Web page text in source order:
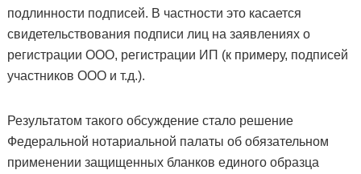
подлинности подписей. В частности это касается
свидетельствования подписи лиц на заявлениях о
регистрации ООО, регистрации ИП (к примеру, подписей
участников ООО и т.д.).
Результатом такого обсуждение стало решение
Федеральной нотариальной палаты об обязательном
применении защищенных бланков единого образца